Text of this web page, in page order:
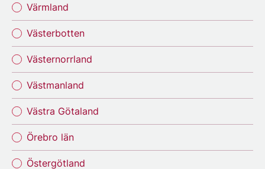
Värmland
Västerbotten
Västernorrland
Västmanland
Västra Götaland
Örebro län
Östergötland